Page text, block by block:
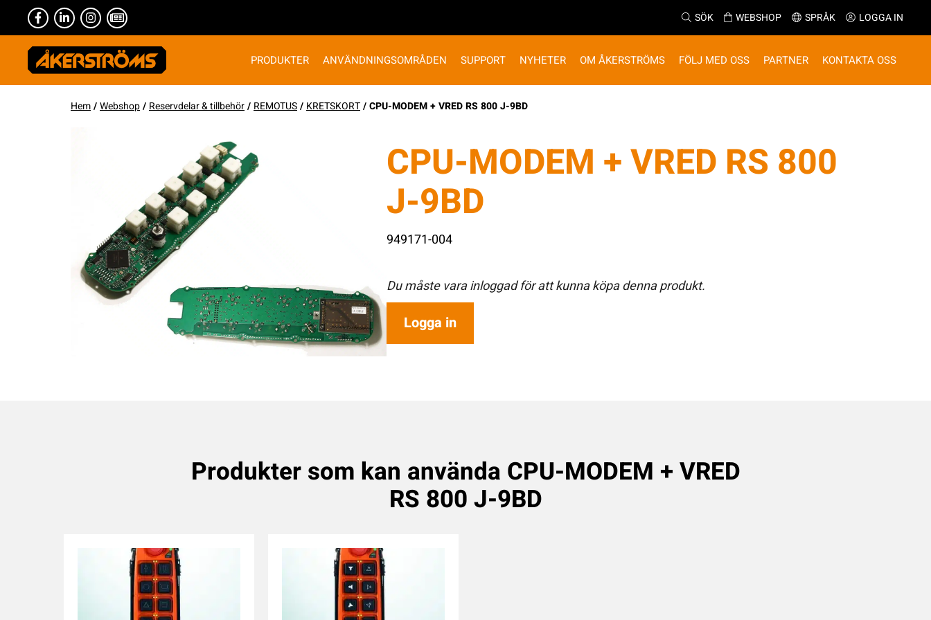
SÖK WEBSHOP SPRÅK LOGGA IN
PRODUKTER ANVÄNDNINGSOMRÅDEN SUPPORT NYHETER OM ÅKERSTRÖMS FÖLJ MED OSS PARTNER KONTAKTA OSS
Hem/Webshop/ Reservdelar & tillbehör/ REMOTUS/ KRETSKORT/ CPU-MODEM + VRED RS 800 J-9BD
CPU-MODEM + VRED RS 800
J-9BD
949171-004
Du måste vara inloggad för att kunna köpa denna produkt.
Logga in
Produkter som kan använda CPU-MODEM + VRED
RS 800 J-9BD